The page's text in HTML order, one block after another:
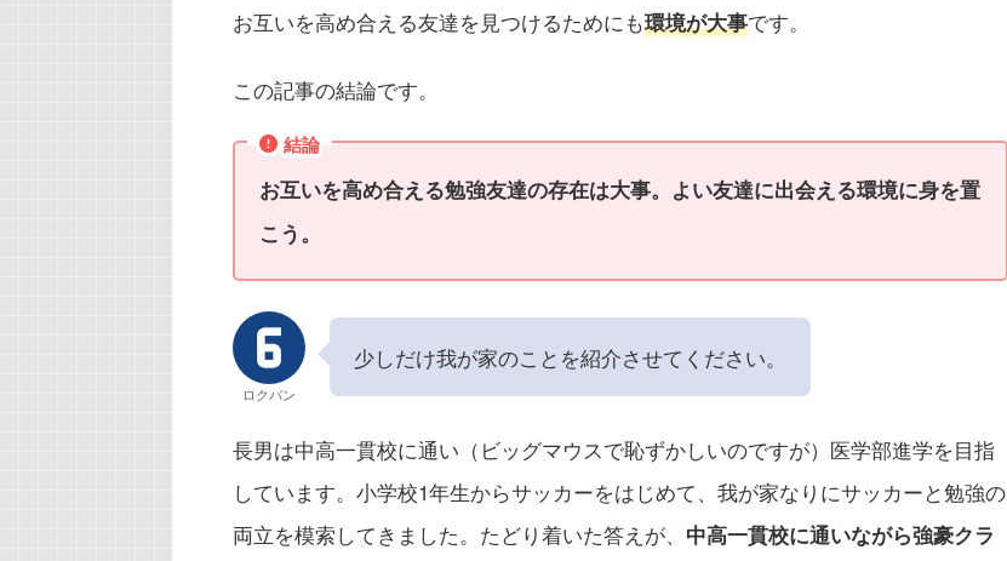
お互いを高め合える友達を見つけるためにも環境が大事です。
この記事の結論です。
結論
お互いを高め合える勉強友達の存在は大事。よい友達に出会える環境に身を置
こう。
ロクバン
少しだけ我が家のことを紹介させてください。
長男は中高一貫校に通い（ビッグマウスで恥ずかしいのですが）医学部進学を目指
しています。小学校1年生からサッカーをはじめて、我が家なりにサッカーと勉強の
両立を模索してきました。たどり着いた答えが、 中高一貫校に通いながら強豪クラ